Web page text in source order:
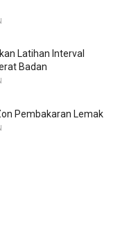
Latihan Interval
Badan
Pembakaran Lemak